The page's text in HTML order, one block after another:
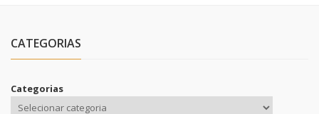
CATEGORIAS
Categorias